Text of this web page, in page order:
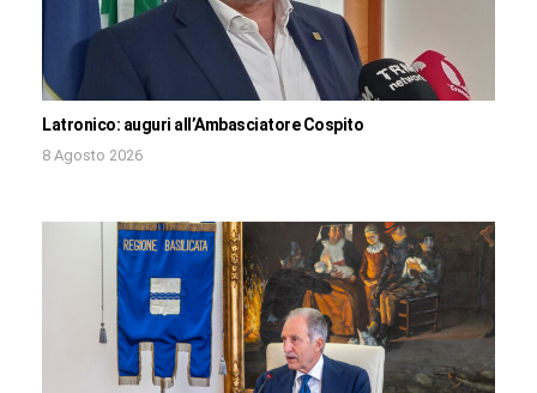
Latronico: auguri all’Ambasciatore Cospito
8 Agosto 2026